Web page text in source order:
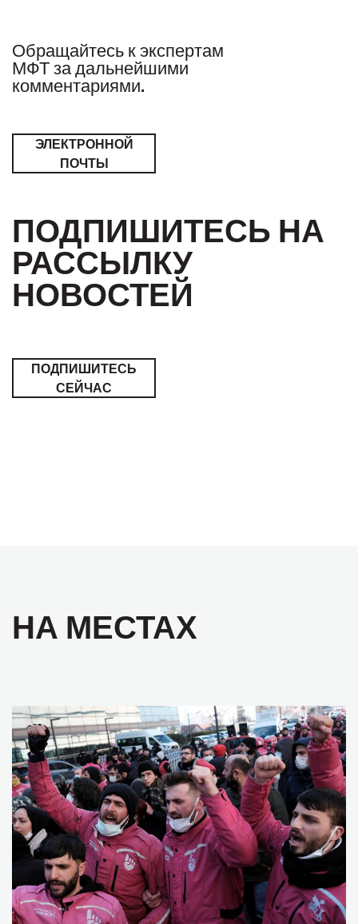
Обращайтесь к экспертам
МФТ за дальнейшими
комментариями.
ЭЛЕКТРОННОЙ
ПОЧТЫ
ПОДПИШИТЕСЬ НА
РАССЫЛКУ
НОВОСТЕЙ
ПОДПИШИТЕСЬ
СЕЙЧАС
НА МЕСТАХ